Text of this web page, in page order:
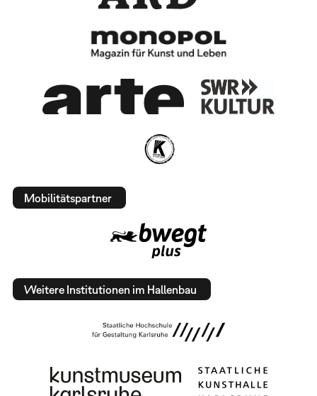
Mobilitätspartner
Weitere Institutionen im Hallenbau